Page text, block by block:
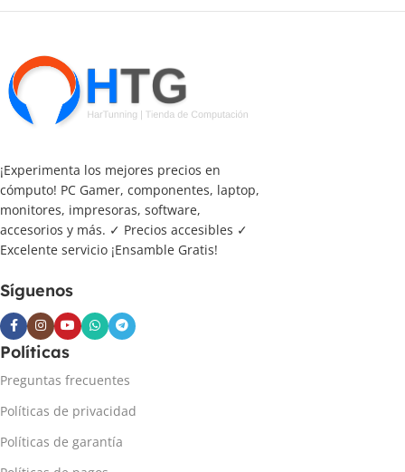
¡Experimenta los mejores precios en
cómputo! PC Gamer, componentes, laptop,
monitores, impresoras, software,
accesorios y más. ✓ Precios accesibles ✓
Excelente servicio ¡Ensamble Gratis!
Síguenos
Políticas
Preguntas frecuentes
Políticas de privacidad
Políticas de garantía